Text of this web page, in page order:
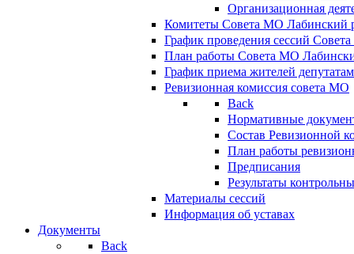
Организационная
Комитеты Совета МО Лабинский
График проведения сессий
План работы Совета МО
График приема жителей
Ревизионная комиссия совета МО
Back
Нормативные
Состав Ревизионной
План работы
Предписания
Результаты
Материалы сессий
Информация об уставах
Документы
Back